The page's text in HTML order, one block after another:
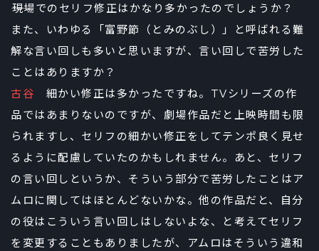
――現場でのセリフ修正はかなり多かったのでしょうか？
また、いわゆる「富野節（とみのぶし）」と呼ばれる難
解な言い回しも多いと思いますが、言い回しで苦労した
ことはありますか？
古谷 細かい修正は多かったですね。TVシリーズの作
品ではあまりないのですが、劇場作品だと上映時間も限
られますし、セリフの細かい修正をしてテンポ良く見せ
るように配慮していたのかもしれません。あと、セリフ
の言い回しというか、そういう部分で苦労したことはア
ムロに関してはほとんどないかな。他の作品だと、自分
の役はこういう言い回しはしないよな、と考えてセリフ
を変更することもありましたが、アムロはそういう違和